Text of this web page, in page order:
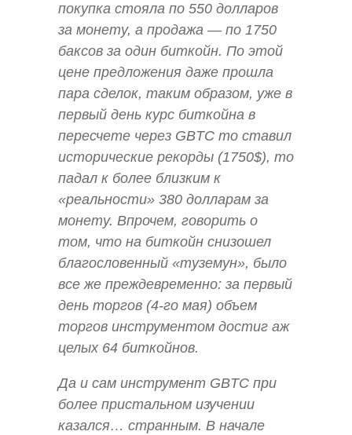
покупка стояла по 550 долларов
за монету, а продажа — по 1750
баксов за один биткойн. По этой
цене предложения даже прошла
пара сделок, таким образом, уже в
первый день курс биткойна в
пересчете через GBTC то ставил
исторические рекорды (1750$), то
падал к более близким к
«реальности» 380 долларам за
монету. Впрочем, говорить о
том, что на биткойн снизошел
благословенный «туземун», было
все же преждевременно: за первый
день торгов (4-го мая) объем
торгов инструментом достиг аж
целых 64 биткойнов.
Да и сам инструмент GBTC при
более пристальном изучении
казался… странным. В начале